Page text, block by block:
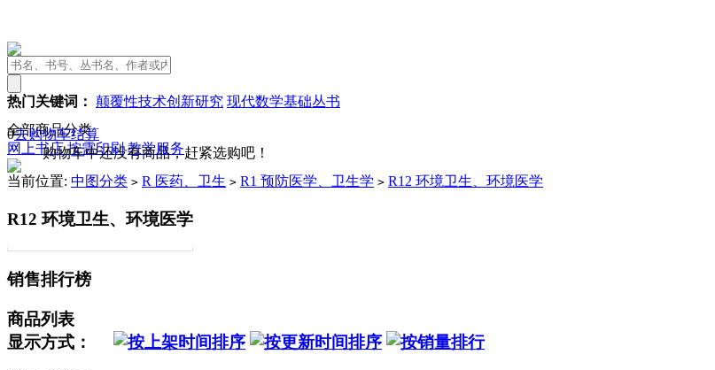
热门关键词： 颠覆性技术创新研究 现代数学基础丛书
0去购物车结算
购物车中还没有商品，赶紧选购吧！
全部商品分类
网上书店按需印刷 教学服务
当前位置: 中图分类 > R 医药、卫生 > R1 预防医学、卫生学 > R12 环境卫生、环境医学
R12 环境卫生、环境医学
销售排行榜
商品列表
显示方式：